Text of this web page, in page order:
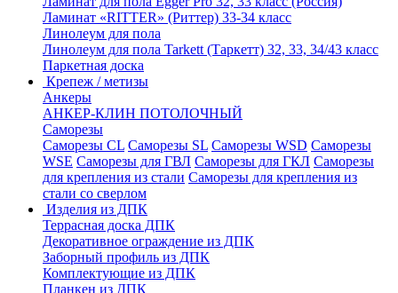
Ламинат «RITTER» (Риттер) 33-34 класс
Линолеум для пола
Линолеум для пола Tarkett (Таркетт) 32, 33, 34/43 класс
Паркетная доска
Крепеж / метизы
Анкеры
АНКЕР-КЛИН ПОТОЛОЧНЫЙ
Саморезы
Саморезы CL Саморезы SL Саморезы WSD Саморезы
WSE Саморезы для ГВЛ Саморезы для ГКЛ Саморезы
для крепления из стали Саморезы для крепления из
стали со сверлом
Изделия из ДПК
Террасная доска ДПК
Декоративное ограждение из ДПК
Заборный профиль из ДПК
Комплектующие из ДПК
Планкен из ДПК